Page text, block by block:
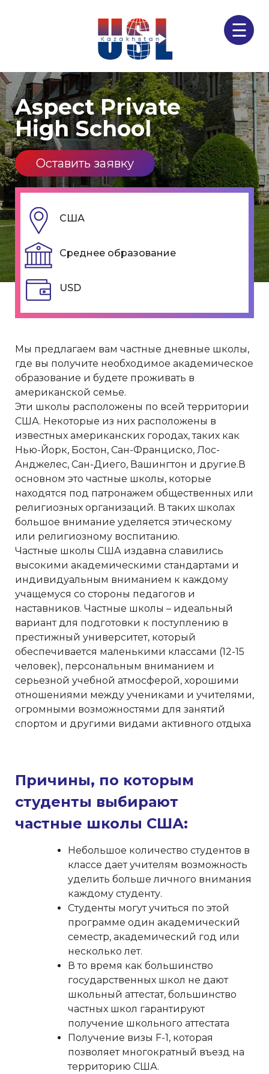
☰
Aspect Private
High School
Оставить заявку
США
Среднее образование
USD
Мы предлагаем вам частные дневные школы,
где вы получите необходимое академическое
образование и будете проживать в
американской семье.
Эти школы расположены по всей территории
США. Некоторые из них расположены в
известных американских городах, таких как
Нью-Йорк, Бостон, Сан-Франциско, Лос-
Анджелес, Сан-Диего, Вашингтон и другие.В
основном это частные школы, которые
находятся под патронажем общественных или
религиозных организаций. В таких школах
большое внимание уделяется этическому
или религиозному воспитанию.
Частные школы США издавна славились
высокими академическими стандартами и
индивидуальным вниманием к каждому
учащемуся со стороны педагогов и
наставников. Частные школы – идеальный
вариант для подготовки к поступлению в
престижный университет, который
обеспечивается маленькими классами (12-15
человек), персональным вниманием и
серьезной учебной атмосферой, хорошими
отношениями между учениками и учителями,
огромными возможностями для занятий
спортом и другими видами активного отдыха
Причины, по которым
студенты выбирают
частные школы США:
Небольшое количество студентов в
классе дает учителям возможность
уделить больше личного внимания
каждому студенту.
Студенты могут учиться по этой
программе один академический
семестр, академический год или
несколько лет.
В то время как большинство
государственных школ не дают
школьный аттестат, большинство
частных школ гарантируют
получение школьного аттестата
Получение визы F-1, которая
позволяет многократный въезд на
территорию США.